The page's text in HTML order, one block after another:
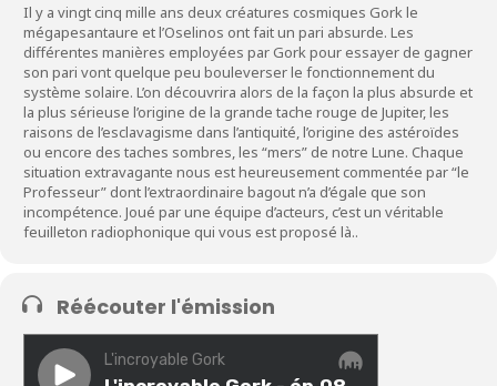
Il y a vingt cinq mille ans deux créatures cosmiques Gork le
mégapesantaure et l’Oselinos ont fait un pari absurde. Les
différentes manières employées par Gork pour essayer de gagner
son pari vont quelque peu bouleverser le fonctionnement du
système solaire. L’on découvrira alors de la façon la plus absurde et
la plus sérieuse l’origine de la grande tache rouge de Jupiter, les
raisons de l’esclavagisme dans l’antiquité, l’origine des astéroïdes
ou encore des taches sombres, les “mers” de notre Lune. Chaque
situation extravagante nous est heureusement commentée par “le
Professeur” dont l’extraordinaire bagout n’a d’égale que son
incompétence. Joué par une équipe d’acteurs, c’est un véritable
feuilleton radiophonique qui vous est proposé là..
Réécouter l'émission